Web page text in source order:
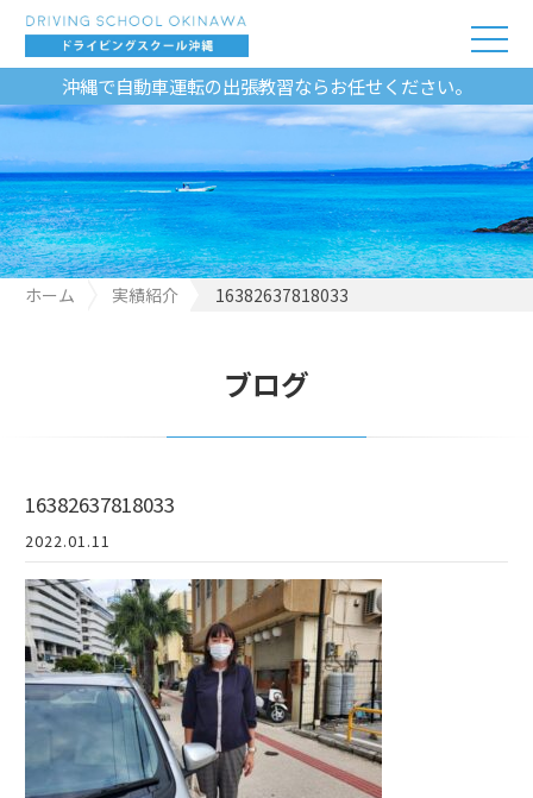
沖縄で自動車運転の出張教習ならお任せください。
ホーム 実績紹介 16382637818033
ブログ
16382637818033
2022.01.11